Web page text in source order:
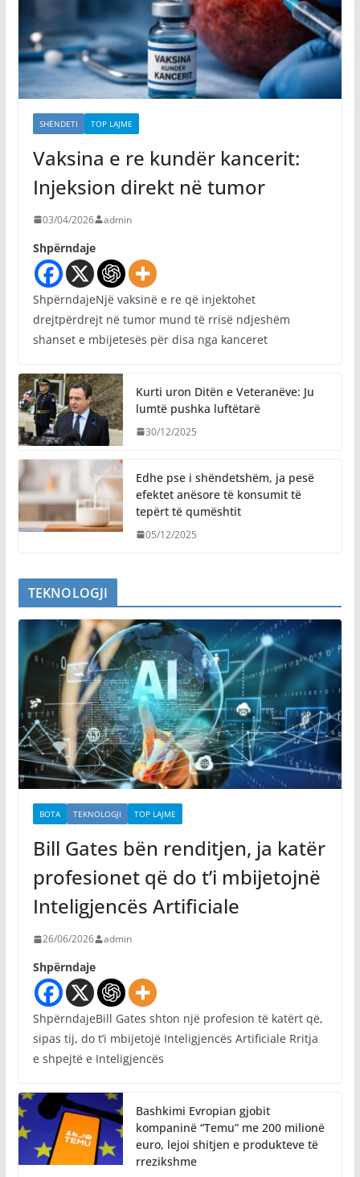
SHËNDETI TOP LAJME
Vaksina e re kundër kancerit:
Injeksion direkt në tumor
03/04/2026 admin
Shpërndaje
ShpërndajeNjë vaksinë e re që injektohet
drejtpërdrejt në tumor mund të rrisë ndjeshëm
shanset e mbijetesës për disa nga kanceret
Kurti uron Ditën e Veteranëve: Ju
lumtë pushka luftëtarë
30/12/2025
Edhe pse i shëndetshëm, ja pesë
efektet anësore të konsumit të
tepërt të qumështit
05/12/2025
TEKNOLOGJI
BOTA TEKNOLOGJI TOP LAJME
Bill Gates bën renditjen, ja katër
profesionet që do t’i mbijetojnë
Inteligjencës Artificiale
26/06/2026 admin
Shpërndaje
ShpërndajeBill Gates shton një profesion të katërt që,
sipas tij, do t’i mbijetojë Inteligjencës Artificiale Rritja
e shpejtë e Inteligjencës
Bashkimi Evropian gjobit
kompaninë “Temu” me 200 milionë
euro, lejoi shitjen e produkteve të
rrezikshme